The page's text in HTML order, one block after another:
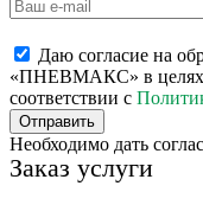
Даю согласие на
«ПНЕВМАКС» в целях
соответствии с
Отправить
Необходимо дать
Заказ услуги